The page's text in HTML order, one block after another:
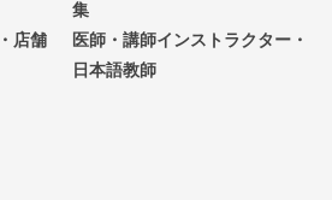
集
店舗
医師・講師インストラクター・
日本語教師